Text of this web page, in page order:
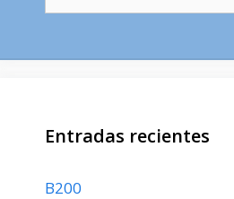
Entradas recientes
B200